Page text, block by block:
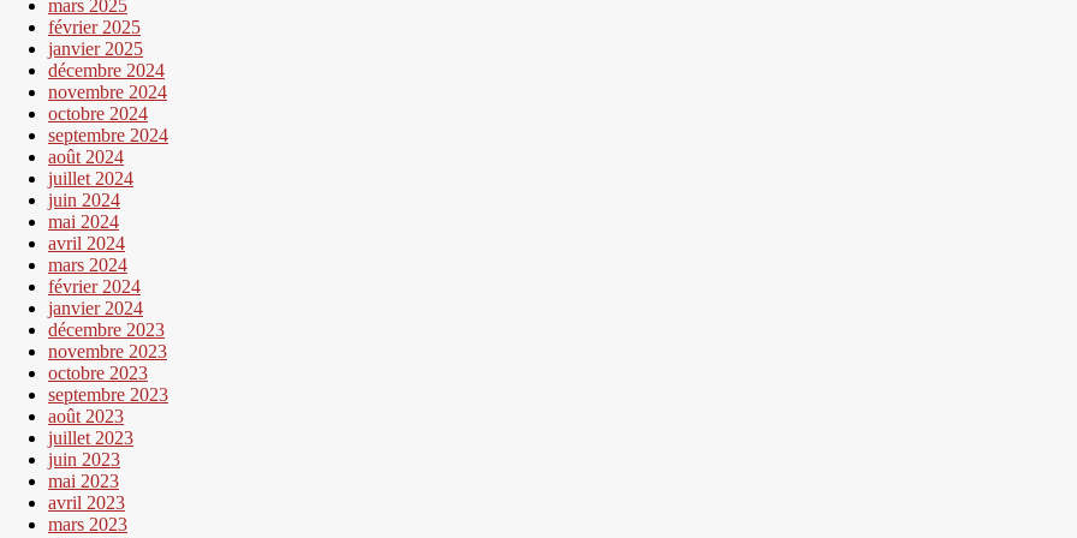
mars 2025
février 2025
janvier 2025
décembre 2024
novembre 2024
octobre 2024
septembre 2024
août 2024
juillet 2024
juin 2024
mai 2024
avril 2024
mars 2024
février 2024
janvier 2024
décembre 2023
novembre 2023
octobre 2023
septembre 2023
août 2023
juillet 2023
juin 2023
mai 2023
avril 2023
mars 2023